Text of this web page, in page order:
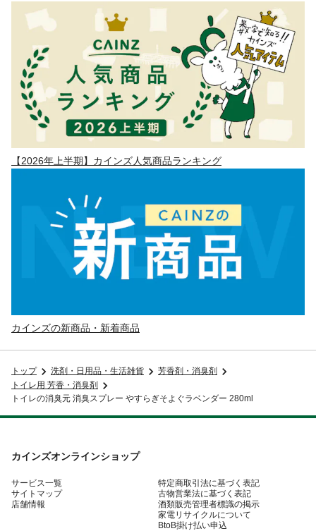
【2026年上半期】カインズ人気商品ランキング
カインズの新商品・新着商品
トップ 洗剤・日用品・生活雑貨
芳香剤・消臭剤
トイレ用 芳香・消臭剤
トイレの消臭元 消臭スプレー やすらぎそよぐラベンダー 280ml
カインズオンラインショップ
サービス一覧
サイトマップ
店舗情報
特定商取引法に基づく表記
古物営業法に基づく表記
酒類販売管理者標識の掲示
家電リサイクルについて
BtoB掛け払い申込